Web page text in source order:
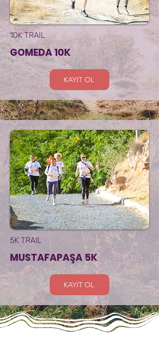
10K TRAIL
GOMEDA 10K
KAYIT OL
5K TRAIL
MUSTAFAPAŞA 5K
KAYIT OL